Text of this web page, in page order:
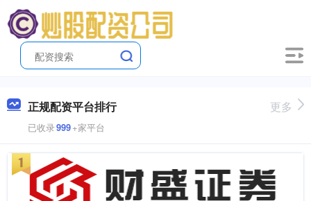
正规配资平台排行
已收录999+家平台
更多